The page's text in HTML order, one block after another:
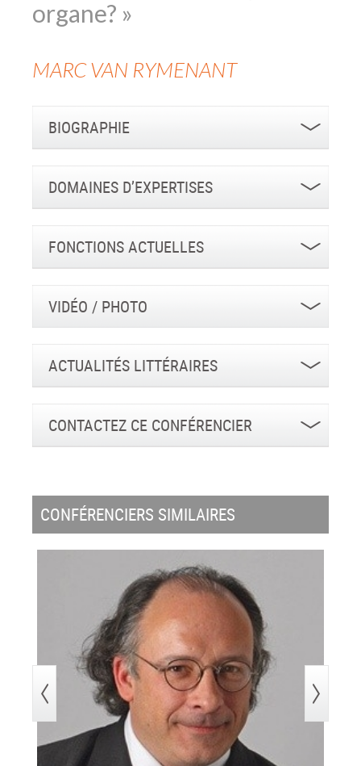
organe? »
MARCVAN RYMENANT
BIOGRAPHIE
DOMAINES D’EXPERTISES
FONCTIONS ACTUELLES
VIDÉO / PHOTO
ACTUALITÉS LITTÉRAIRES
CONTACTEZ CE CONFÉRENCIER
CONFÉRENCIERS SIMILAIRES
>